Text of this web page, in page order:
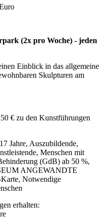
(2x pro Woche) - jeden
Einblick in das allgemeine
Skulpturen am
€ zu den Kunstführungen
Jahre, Auszubildende,
Menschen mit
(GdB) ab 50 %,
ANGEWANDTE
Notwendige
erhalten: